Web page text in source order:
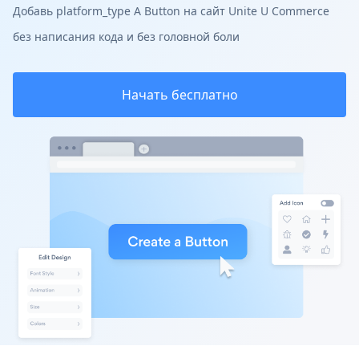
Добавь platform_type A Button на сайт Unite U Commerce
без написания кода и без головной боли
Начать бесплатно